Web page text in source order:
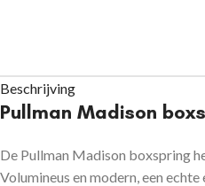
Beschrijving
Pullman Madison
De Pullman Madison boxspring
Volumineus en modern, een